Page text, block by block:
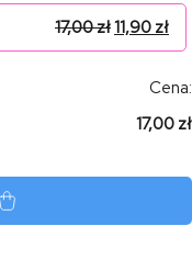
17,00zł11,90 zł
Cena:
17,00 zł